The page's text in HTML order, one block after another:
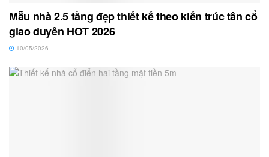
Mẫu nhà 2.5 tầng đẹp thiết kế theo kiến trúc tân cổ
giao duyên HOT 2026
10/05/2026